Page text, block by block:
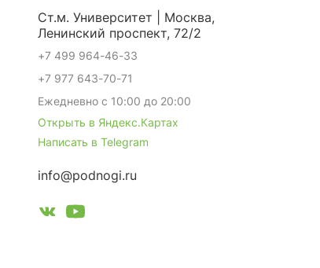
Ст.м. Университет | Москва,
Ленинский проспект, 72/2
+7 499 964-46-33
+7 977 643-70-71
Ежедневно с 10:00 до 20:00
Открыть в Яндекс.Картах
Написать в Telegram
info@podnogi.ru